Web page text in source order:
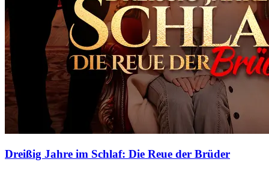
Dreißig Jahre im Schlaf: Die Reue der Brüder